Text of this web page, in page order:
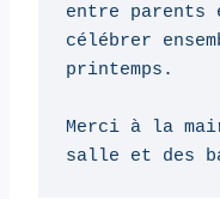
entre parents
célébrer
printemps.
Merci à la
salle et des